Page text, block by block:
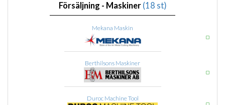
Försäljning - Maskiner (18 st)
Mekana Maskin
Berthilsons Maskiner
Duroc Machine Tool